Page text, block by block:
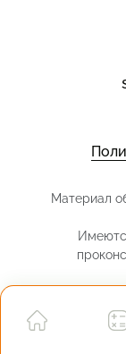
Материал